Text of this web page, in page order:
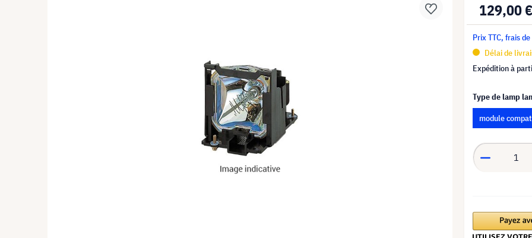
129,00
Prix TTC, frais
Délai de
Expédition à
Type de lamp
module